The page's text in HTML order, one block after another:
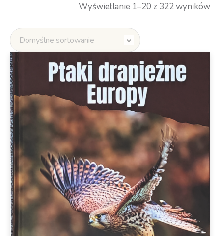
Wyświetlanie 1–20 z 322 wyników